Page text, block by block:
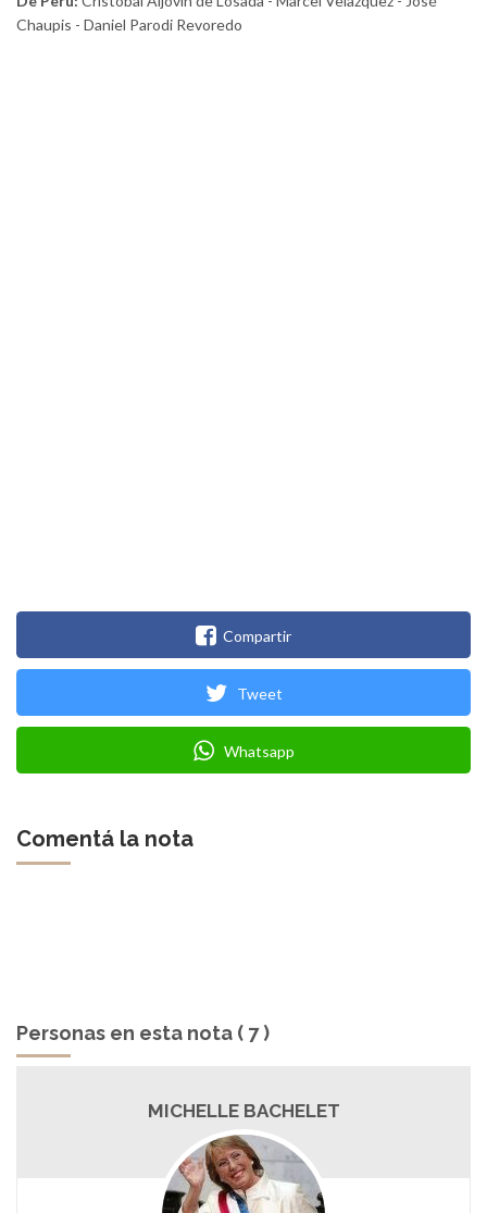
Chaupis - Daniel Parodi Revoredo
Compartir
Tweet
Whatsapp
Comentá la nota
Personas en esta nota ( 7 )
RAFAEL CORREA